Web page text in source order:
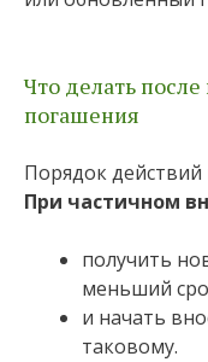
Что делать
погашения
Порядок действий
При частичном
получить
меньший
и начать
таковому.